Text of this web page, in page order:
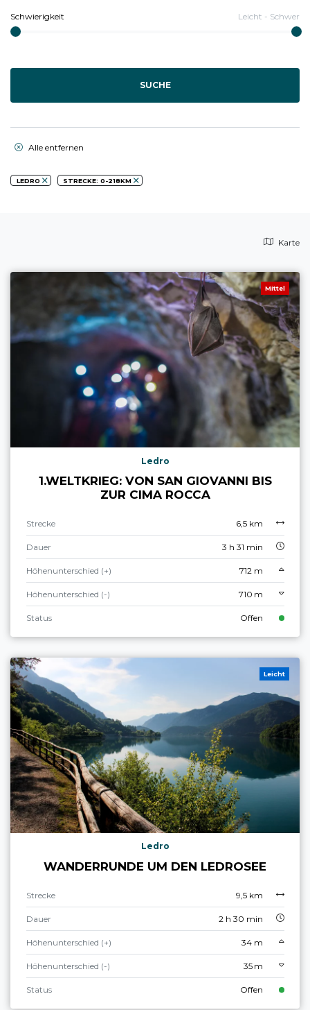
Schwierigkeit Leicht - Schwer
SUCHE
Alle entfernen
LEDRO STRECKE: 0-218KM
Karte
Mittel
Ledro
1.WELTKRIEG: VON SAN GIOVANNI BIS
ZUR CIMA ROCCA
Strecke 6,5 km
Dauer 3 h 31 min
Höhenunterschied (+) 712 m
Höhenunterschied (-) 710 m
Status Offen
Leicht
Ledro
WANDERRUNDE UM DEN LEDROSEE
Strecke 9,5 km
Dauer 2 h 30 min
Höhenunterschied (+) 34 m
Höhenunterschied (-) 35 m
Status Offen